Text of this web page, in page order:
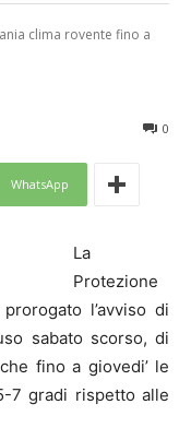
clima rovente fino a
0
WhatsApp
La
Protezione
l’avviso di
sabato scorso, di
fino a giovedi’ le
7 gradi rispetto alle